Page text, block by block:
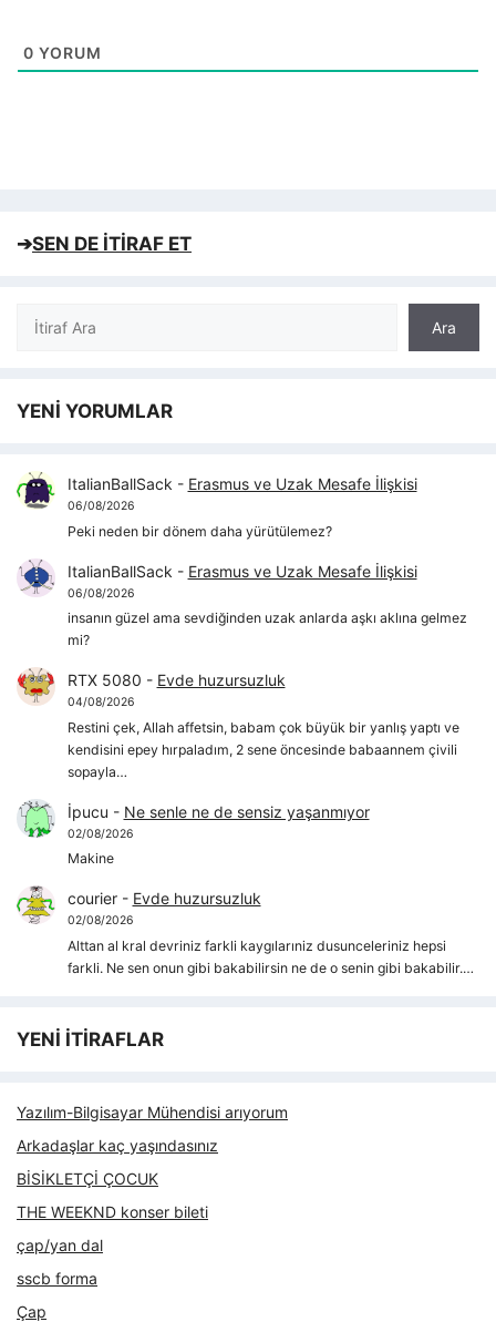
0 YORUM
➔SEN DE İTİRAF ET
Ara
Ara
YENİ YORUMLAR
ItalianBallSack - Erasmus ve Uzak Mesafe İlişkisi
06/08/2026
Peki neden bir dönem daha yürütülemez?
ItalianBallSack - Erasmus ve Uzak Mesafe İlişkisi
06/08/2026
insanın güzel ama sevdiğinden uzak anlarda aşkı aklına gelmez
mi?
RTX 5080 - Evde huzursuzluk
04/08/2026
Restini çek, Allah affetsin, babam çok büyük bir yanlış yaptı ve
kendisini epey hırpaladım, 2 sene öncesinde babaannem çivili
sopayla…
İpucu - Ne senle ne de sensiz yaşanmıyor
02/08/2026
Makine
courier- Evde huzursuzluk
02/08/2026
Alttan al kral devriniz farkli kaygılarıniz dusunceleriniz hepsi
farkli. Ne sen onun gibi bakabilirsin ne de o senin gibi bakabilir.…
YENİ İTİRAFLAR
Yazılım-Bilgisayar Mühendisi arıyorum
Arkadaşlar kaç yaşındasınız
BİSİKLETÇİ ÇOCUK
THE WEEKND konser bileti
çap/yan dal
sscb forma
Çap